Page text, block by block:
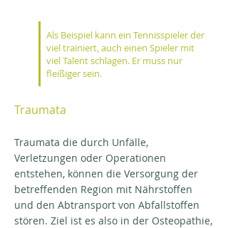
Traumata
Traumata die durch Unfälle,
Verletzungen oder Operationen
entstehen, können die Versorgung der
betreffenden Region mit Nährstoffen
und den Abtransport von Abfallstoffen
stören. Ziel ist es also in der Osteopathie,
Als Beispiel kann ein Tennisspieler der
viel trainiert, auch einen Spieler mit
viel Talent schlagen. Er muss nur
fleißiger sein.